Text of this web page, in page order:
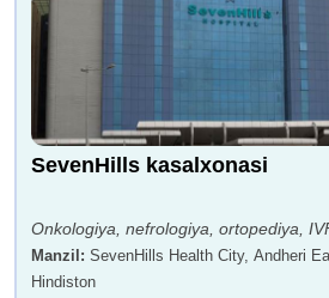
SevenHills kasalxonasi
Onkologiya, nefrologiya, ortopediya,
Manzil : SevenHills Health City, Andheri
Hindiston